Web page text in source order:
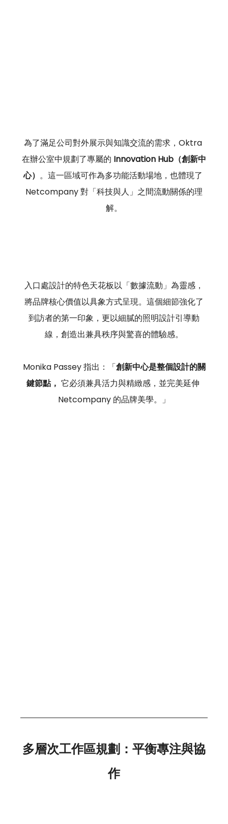
為了滿足公司對外展示與知識交流的需求，Oktra
在辦公室中規劃了專屬的 Innovation Hub（創新中
心） 。這一區域可作為多功能活動場地，也體現了
Netcompany 對「科技與人」之間流動關係的理
解。
入口處設計的特色天花板以「數據流動」為靈感，
將品牌核心價值以具象方式呈現。這個細節強化了
到訪者的第一印象，更以細膩的照明設計引導動
線，創造出兼具秩序與驚喜的體驗感。
Monika Passey 指出：「創新中心是整個設計的關
鍵節點， 它必須兼具活力與精緻感，並完美延伸
Netcompany 的品牌美學。」
多層次工作區規劃：平衡專注與協
作